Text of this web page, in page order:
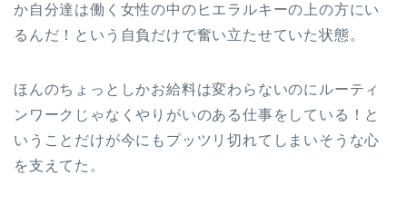
か自分達は働く女性の中のヒエラルキーの上の方にい
るんだ！という自負だけで奮い立たせていた状態。
ほんのちょっとしかお給料は変わらないのにルーティ
ンワークじゃなくやりがいのある仕事をしている！と
いうことだけが今にもプッツリ切れてしまいそうな心
を支えてた。